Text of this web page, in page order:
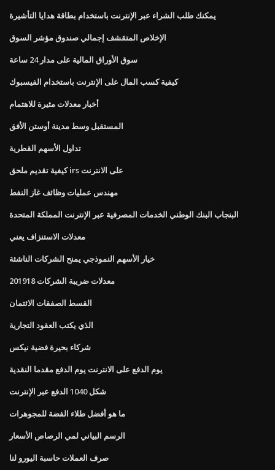
يمكنك طلب الشراء عبر الإنترنت باستخدام بطاقة هدايا التأشيرة
الإخلاص المتقشف إجمالي صندوق مؤشر السوق
سوق الأوراق المالية على مدار 24 ساعة
كيفية كسب المال على الإنترنت باستخدام الفيسبوك
أخبار معدلات مثيرة للاهتمام
المستقبل وسط مدينة أوستن الأفق
تداول الأسهم القطرية
كيفية تقديم ملحق irs على الانترنت
مهندس عمليات وظائف غاز النفط
البنجاب البنك الوطني الخدمات المصرفية عبر الإنترنت المملكة المتحدة
معدلات الاستنزاف يعني
خيار الأسهم النموذجي يمنح الشركات الناشئة
معدلات ضريبة الشركات 201918
القسط الصفقات الائتمان
الذي يكتب العقود التجارية
شركاء بحيرة فضية نيكس
يوم الدفع على الانترنت يوم الدفع مقدما النقدية
شكل 1040 الدفع عبر الإنترنت
ما هو أفضل طلاء الفضة للمجوهرات
الرسم البياني لمي الرصاص الأسعار
صرف العملات حاسبة اليورو لنا